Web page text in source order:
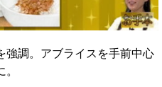
強調。アブライスを手前中心